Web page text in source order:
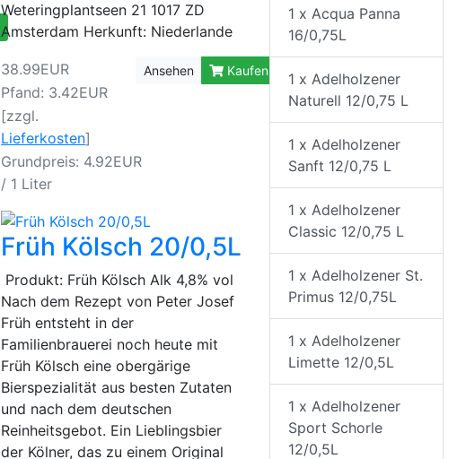
Weteringplantseen 21 1017 ZD
Amsterdam Herkunft: Niederlande
38.99EUR
Pfand: 3.42EUR
[zzgl.
Lieferkosten]
Grundpreis: 4.92EUR
/ 1 Liter
Ansehen Kaufen
Früh Kölsch 20/0,5L
Produkt: Früh Kölsch Alk 4,8% vol
Nach dem Rezept von Peter Josef
Früh entsteht in der
Familienbrauerei noch heute mit
Früh Kölsch eine obergärige
Bierspezialität aus besten Zutaten
und nach dem deutschen
Reinheitsgebot. Ein Lieblingsbier
der Kölner, das zu einem Original
1 x Acqua Panna
16/0,75L
1 x Adelholzener
Naturell 12/0,75 L
1 x Adelholzener
Sanft 12/0,75 L
1 x Adelholzener
Classic 12/0,75 L
1 x Adelholzener St.
Primus 12/0,75L
1 x Adelholzener
Limette 12/0,5L
1 x Adelholzener
Sport Schorle
12/0,5L